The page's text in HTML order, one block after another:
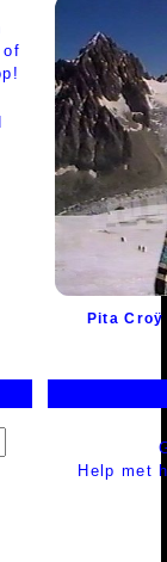
of
Pita Croÿ
Help met